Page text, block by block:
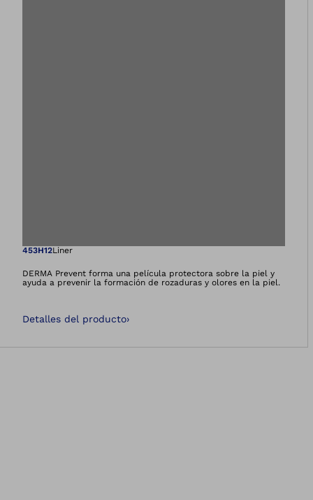
Abre la imagen
453H12Liner
DERMA Prevent forma una película protectora sobre la piel y
ayuda a prevenir la formación de rozaduras y olores en la piel.
Detalles del producto›